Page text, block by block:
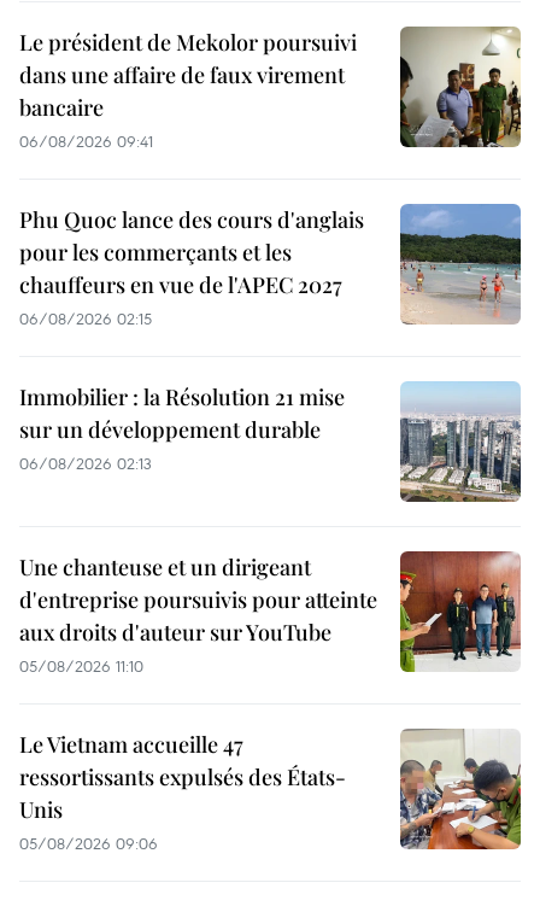
Le président de Mekolor poursuivi
dans une affaire de faux virement
bancaire
06/08/2026 09:41
Phu Quoc lance des cours d'anglais
pour les commerçants et les
chauffeurs en vue de l'APEC 2027
06/08/2026 02:15
Immobilier : la Résolution 21 mise
sur un développement durable
06/08/2026 02:13
Une chanteuse et un dirigeant
d'entreprise poursuivis pour atteinte
aux droits d'auteur sur YouTube
05/08/2026 11:10
Le Vietnam accueille 47
ressortissants expulsés des États-
Unis
05/08/2026 09:06